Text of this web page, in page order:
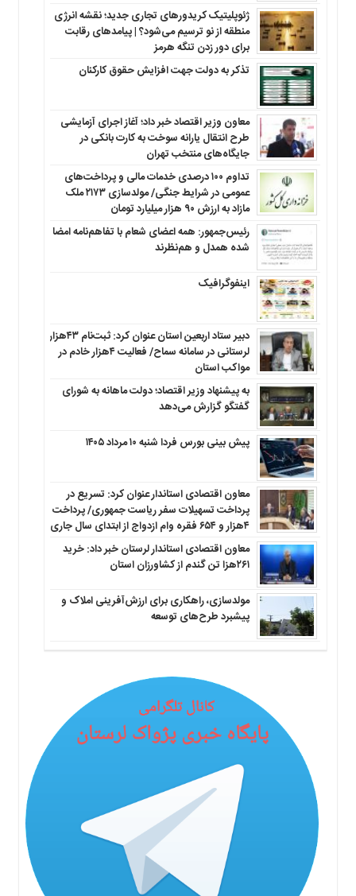
ژئوپلیتیک کریدورهای تجاری جدید؛ نقشه انرژی
منطقه‌ از نو ترسیم می‌شود؟ | پیامدهای رقابت
برای دور زدن تنگه هرمز
تذکر به دولت جهت افزایش حقوق کارکنان ‌
معاون وزیر اقتصاد خبر داد؛ آغاز اجرای آزمایشی
طرح انتقال یارانه سوخت به کارت بانکی در
جایگاه‌های منتخب تهران
تداوم ۱۰۰ درصدی خدمات مالی و پرداخت‌های
عمومی در شرایط جنگی/ مولدسازی ۲۱۷۳ ملک
مازاد به ارزش ۹۰ هزار میلیارد تومان
رئیس‌جمهور: همه اعضای شعام با تفاهم‌نامه امضا
شده همدل و هم‌نظرند
اینفوگرافیک
دبیر ستاد اربعین استان عنوان کرد: ثبت‌نام ۴۳هزار
لرستانی در سامانه سماح/ فعالیت ۴هزار خادم در
مواکب استان
به پیشنهاد وزیر اقتصاد؛ دولت ماهانه به شورای
گفتگو گزارش می‌دهد
پیش بینی بورس فردا شنبه ۱۰ مرداد ۱۴۰۵
معاون اقتصادی استاندار عنوان کرد: تسریع در
پرداخت تسهیلات سفر ریاست جمهوری/ پرداخت
۴هزار و ۶۵۴ فقره وام ازدواج از ابتدای سال جاری
معاون اقتصادی استاندار لرستان خبر داد: خرید
۲۶۱هزا تن گندم از کشاورزان استان
مولدسازی، راهکاری برای ارزش‌آفرینی املاک و
پیشبرد طرح‌های توسعه